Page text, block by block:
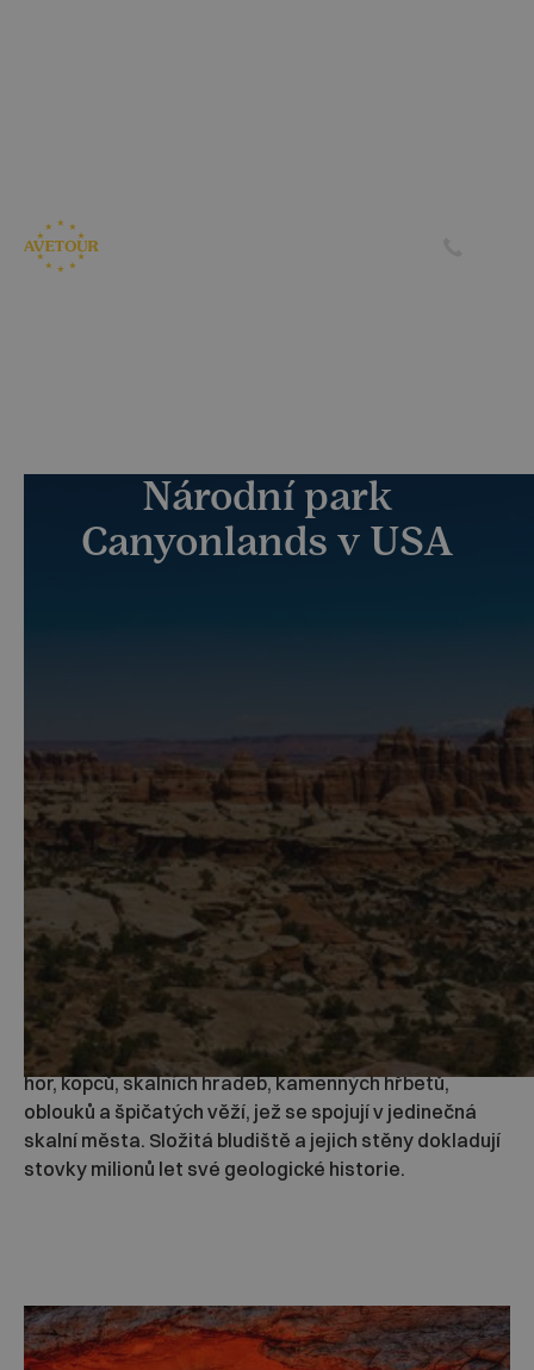
Národní park
Canyonlands v USA
Vítejte v Zemi kaňonů! Národní park Canyonlands
v jihovýchodním Utahu je jedním z nejatraktivnějších
míst USA. Fascinující krajinu, která se rozprostírá na
více než 1 365 km 2, najdete v samém středu
Coloradské plošiny.
Národní park Canyonlands
tvoří vyprahlá pustina,
kterou zdobí nespočet barevných kaňonů, stolových
hor, kopců, skalních hradeb, kamenných hřbetů,
oblouků a špičatých věží, jež se spojují v jedinečná
skalní města. Složitá bludiště a jejich stěny dokladují
stovky milionů let své geologické historie.